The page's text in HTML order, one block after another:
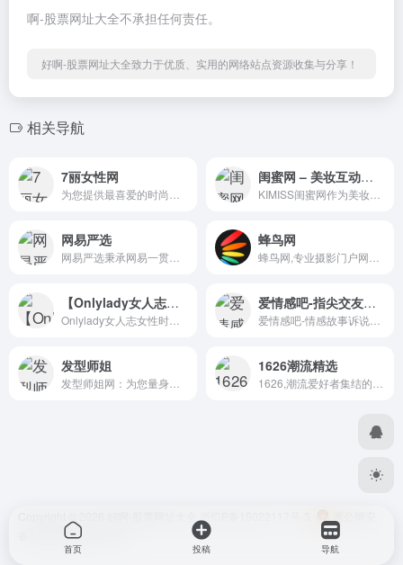
啊-股票网址大全不承担任何责任。
好啊-股票网址大全致力于优质、实用的网络站点资源收集与分享！
相关导航
7丽女性网 闺蜜网 – 美妆互动媒体 消费参考决策入口
网易严选 蜂鸟网
【Onlylady女人志女性时尚生活平台】女性时尚网站_专业美容互动平台 爱情感吧-指尖交友尽在爱情感吧！
发型师姐 1626潮流精选
备33048302000574号
首页 投稿 导航